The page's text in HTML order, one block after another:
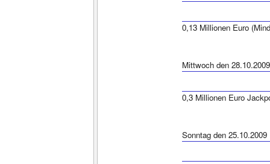
0,13 Millionen Euro
Mittwoch den 28.10.2009
0,3 Millionen Euro
Sonntag den 25.10.2009